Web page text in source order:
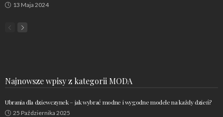
13 Maja 2024
Najnowsze wpisy z kategorii MODA
Ubrania dla dziewczynek – jak wybrać modne i wygodne modele na każdy dzień?
25 Października 2025